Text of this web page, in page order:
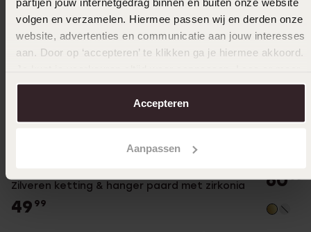
volgen en verzamelen. Hiermee passen wij en derden onze
website, advertenties en communicatie aan jouw interesses
aan. Door op ‘accepteren’ te klikken ga je hiermee akkoord.
over in onscookiebeleid.
Accepteren
Aanpassen
Zilveren ketting & hanger paard met zirkonia
49 99
60